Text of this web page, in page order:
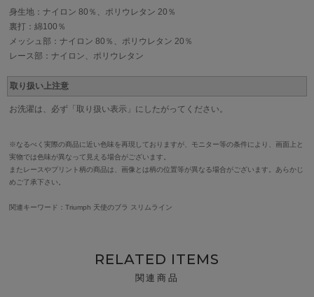
身生地：ナイロン 80％、ポリウレタン 20％
裏打：綿100％
メッシュ部：ナイロン 80％、ポリウレタン 20％
レース部：ナイロン、ポリウレタン
取り扱い上注意
お洗濯は、必ず「取り扱い表示」にしたがってください。
※なるべく実際の商品に近い色味を再現しておりますが、モニター等の条件により、画面上と
実物では色味が異なって見える場合がございます。
またレースやプリント柄の商品は、画像とは柄の位置等が異なる場合がございます。あらかじ
めご了承下さい。
関連キーワード：Triumph 天使のブラ スリムライン
RELATED ITEMS
関連商品